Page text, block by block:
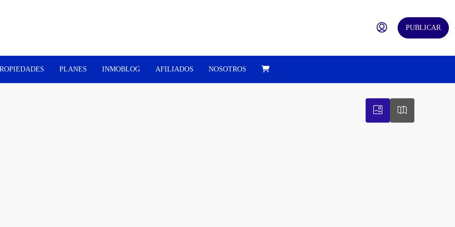
PUBLICAR
PLANES INMOBLOG AFILIADOS NOSOTROS